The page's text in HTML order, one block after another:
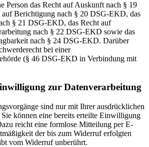
Person das Recht auf Auskunft nach § 19
Berichtigung nach § 20 DSG-EKD, das
§ 21 DSG-EKD, das Recht auf
nach § 22 DSG-EKD sowie das
nach § 24 DSG-EKD. Darüber
bei einer
(§ 46 DSG-EKD in Verbindung mit
zur Datenverarbeitung
sind nur mit Ihrer ausdrücklichen
können eine bereits erteilte Einwilligung
reicht eine formlose Mitteilung per E-
der bis zum Widerruf erfolgten
vom Widerruf unberührt.